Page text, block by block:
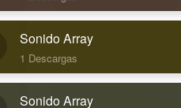
Sonido Array
1 Descargas
Sonido Array